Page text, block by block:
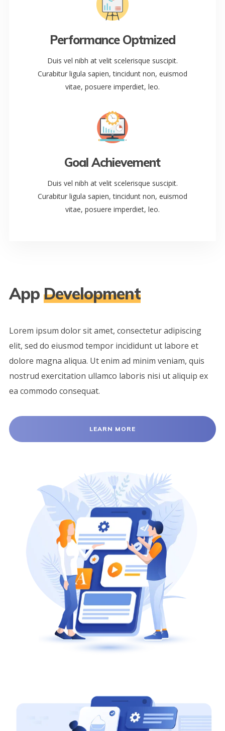
Performance Optmized
Duis vel nibh at velit scelerisque suscipit.
Curabitur ligula sapien, tincidunt non, euismod
vitae, posuere imperdiet, leo.
Goal Achievement
Duis vel nibh at velit scelerisque suscipit.
Curabitur ligula sapien, tincidunt non, euismod
vitae, posuere imperdiet, leo.
App Development
Lorem ipsum dolor sit amet, consectetur adipiscing
elit, sed do eiusmod tempor incididunt ut labore et
dolore magna aliqua. Ut enim ad minim veniam, quis
nostrud exercitation ullamco laboris nisi ut aliquip ex
ea commodo consequat.
LEARN MORE